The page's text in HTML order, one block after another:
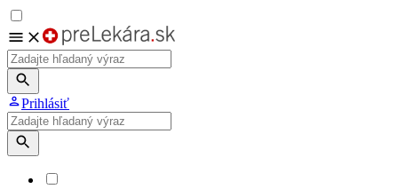
Prihlásiť